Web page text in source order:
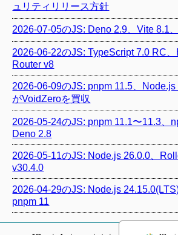
ュリティリリース方針
2026-07-05のJS: Deno 2.9、Vite 8.1
2026-06-22のJS: TypeScript 7.0 RC
Router v8
2026-06-09のJS: pnpm 11.5、
がVoidZeroを買収
2026-05-24のJS: pnpm 11.1〜11.3、
Deno 2.8
2026-05-11のJS: Node.js 26.0.0、
v30.4.0
2026-04-29のJS: Node.js
pnpm 11